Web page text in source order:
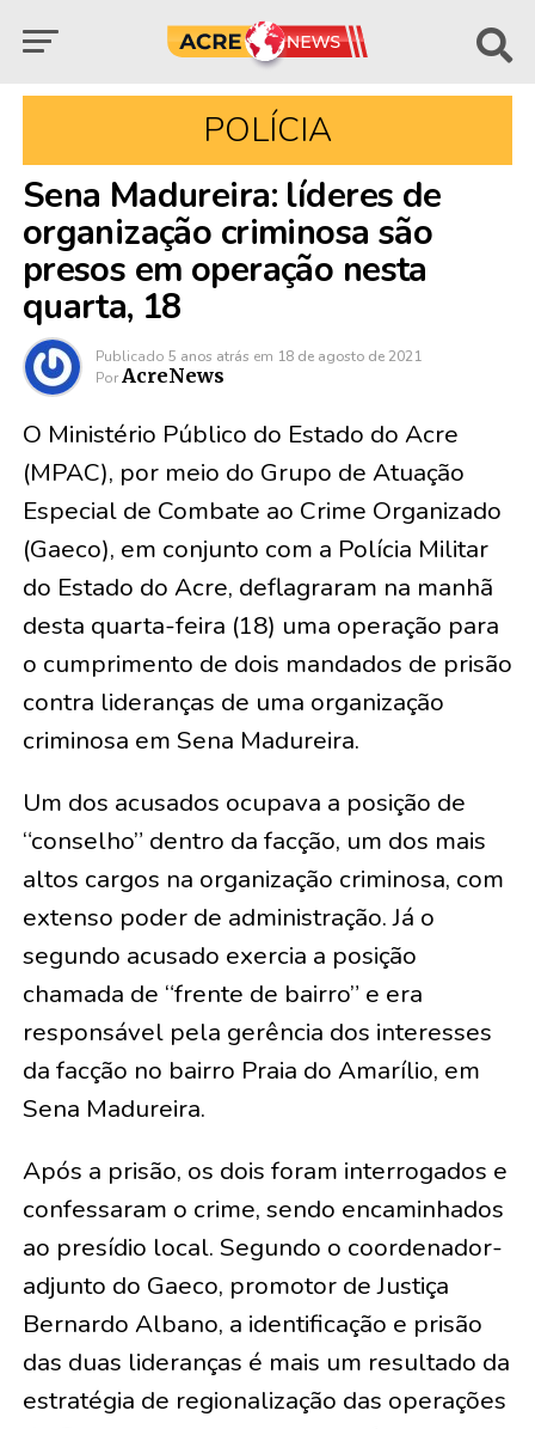
POLÍCIA
Sena Madureira: líderes de
organização criminosa são
presos em operação nesta
quarta, 18
Publicado 5 anos atrás em 18 de agosto de 2021
Por AcreNews
O Ministério Público do Estado do Acre
(MPAC), por meio do Grupo de Atuação
Especial de Combate ao Crime Organizado
(Gaeco), em conjunto com a Polícia Militar
do Estado do Acre, deflagraram na manhã
desta quarta-feira (18) uma operação para
o cumprimento de dois mandados de prisão
contra lideranças de uma organização
criminosa em Sena Madureira.
Um dos acusados ocupava a posição de
“conselho” dentro da facção, um dos mais
altos cargos na organização criminosa, com
extenso poder de administração. Já o
segundo acusado exercia a posição
chamada de “frente de bairro” e era
responsável pela gerência dos interesses
da facção no bairro Praia do Amarílio, em
Sena Madureira.
Após a prisão, os dois foram interrogados e
confessaram o crime, sendo encaminhados
ao presídio local. Segundo o coordenador-
adjunto do Gaeco, promotor de Justiça
Bernardo Albano, a identificação e prisão
das duas lideranças é mais um resultado da
estratégia de regionalização das operações